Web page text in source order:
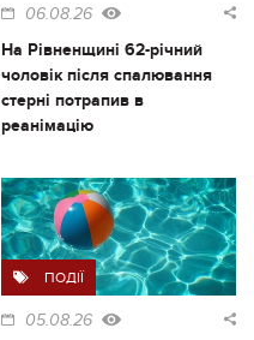
06.08.26
На Рівненщині 62-річний
чоловік після спалювання
стерні потрапив в
реанімацію
ПОДІЇ
05.08.26